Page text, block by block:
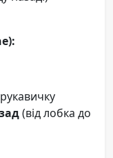
(від лобка до